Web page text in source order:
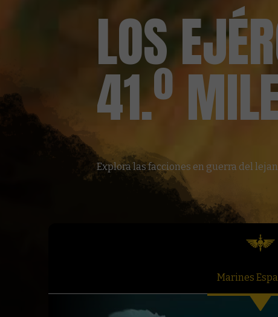
LOS
41.º
Explora las facciones en guerra del
Marines